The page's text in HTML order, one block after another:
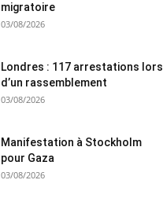
migratoire
03/08/2026
Londres : 117 arrestations lors
d’un rassemblement
03/08/2026
Manifestation à Stockholm
pour Gaza
03/08/2026